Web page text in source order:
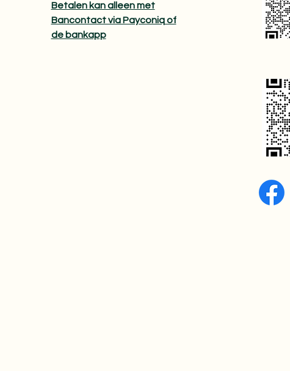
Betalen kan alleen met
Bancontact via Payconiq of
de bankapp​